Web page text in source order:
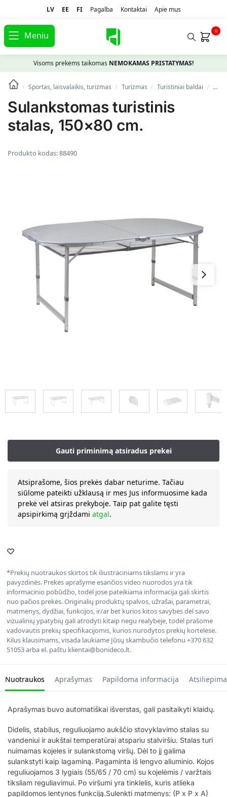
LV EE FI Pagalba Kontaktai Apie mus
Meniu 0
Visoms prekėms taikomas NEMOKAMAS PRISTATYMAS!
/ Sportas, laisvalaikis, turizmas / Turizmas / Turistiniai baldai /
Sulankstomas turistinis
stalas, 150×80 cm.
Produkto kodas:88490
Atsiprašome, šios prekės dabar neturime. Tačiau
siūlome pateikti užklausą ir mes Jus informuosime kada
prekė vėl atsiras prekyboje. Taip pat galite tęsti
apsipirkimą grįždami atgal.
*Prekių nuotraukos skirtos tik iliustraciniams tikslams ir yra
pavyzdinės. Prekės aprašyme esančios video nuorodos yra tik
informacinio pobūdžio, todėl jose pateikiama informacija gali skirtis
nuo pačios prekės. Originalių produktų spalvos, užrašai, parametrai,
matmenys, dydžiai, funkcijos, ir/ar bet kurios kitos savybės dėl savo
vizualinių ypatybių gali atrodyti kitaip negu realybėje, todėl prašome
vadovautis prekių specifikacijomis, kurios nurodytos prekių kortelėse.
Kilus klausimams, visada laukiame Jūsų skambučio telefonu +370 632
51053 arba el. paštu klientai@bonideco.lt.
Nuotraukos Aprašymas Papildoma informacija
Aprašymas buvo automatiškai išverstas, gali pasitaikyti klaidų.
Didelis, stabilus, reguliuojamo aukščio stovyklavimo stalas su
vandeniui ir aukštai temperatūrai atspariu stalviršiu. Stalas turi
nuimamas kojeles ir sulankstomą viršų. Dėl to jį galima
sulankstyti kaip lagaminą. Pagaminta iš lengvo aliuminio. Kojos
reguliuojamos 3 lygiais (55/65 / 70 cm) su kojelėmis / varžtais
tiksliam reguliavimui. Po viršumi yra tinklelis, kuris atlieka
papildomos lentynos funkciją.Sulenkti matmenys: (P x P x A)